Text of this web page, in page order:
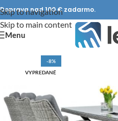
Skip to navigation
Skip to main content
Doprava nad 100 € zadarmo.
Menu
-8%
VYPREDANÉ